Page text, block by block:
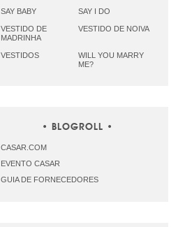
SAY BABY SAY I DO
VESTIDO DE
MADRINHA
VESTIDO DE NOIVA
VESTIDOS
WILL YOU MARRY
ME?
BLOGROLL
CASAR.COM
EVENTO CASAR
GUIA DE FORNECEDORES